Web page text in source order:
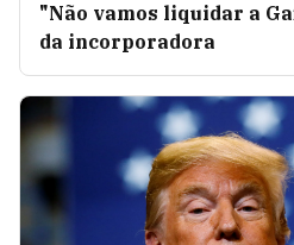
"Não vamos liquidar a
da incorporadora